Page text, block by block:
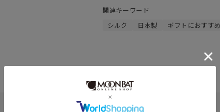
関連キーワード
シルク
日本製 ギフトにおすすめ